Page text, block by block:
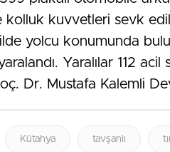
kolluk kuvvetleri sevk
yolcu konumunda
Yaralılar 112
Dr. Mustafa Kalemli
Kütahya tavşanlı